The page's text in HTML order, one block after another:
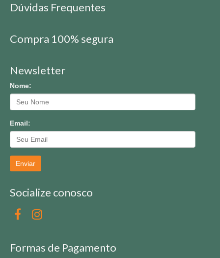
Dúvidas Frequentes
Compra 100% segura
Newsletter
Nome:
Email:
Enviar
Socialize conosco
Formas de Pagamento